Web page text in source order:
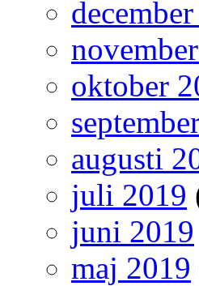
oktober
augusti
juli 2019
juni 2019
maj 2019